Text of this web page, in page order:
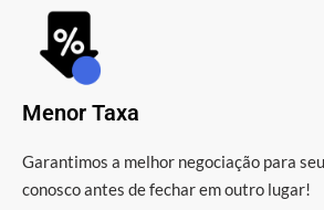
Menor Taxa
Garantimos a melhor negociação para
conosco antes de fechar em outro lugar!